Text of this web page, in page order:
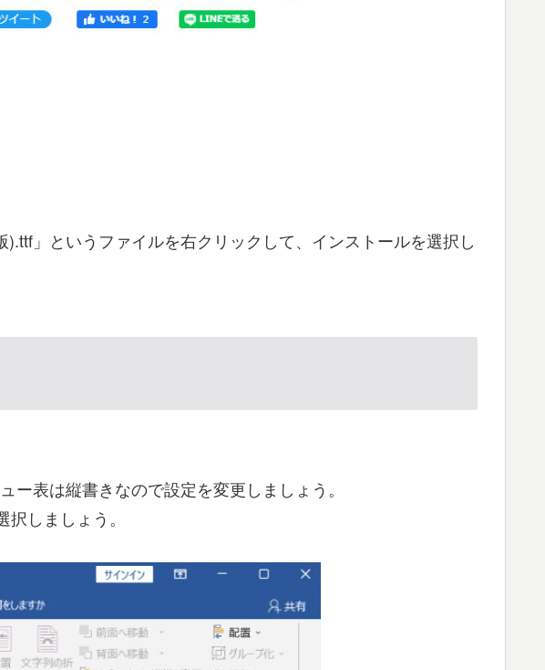
」というファイルを右クリックして、インストールを選択し
表は縦書きなので設定を変更しましょう。
しましょう。